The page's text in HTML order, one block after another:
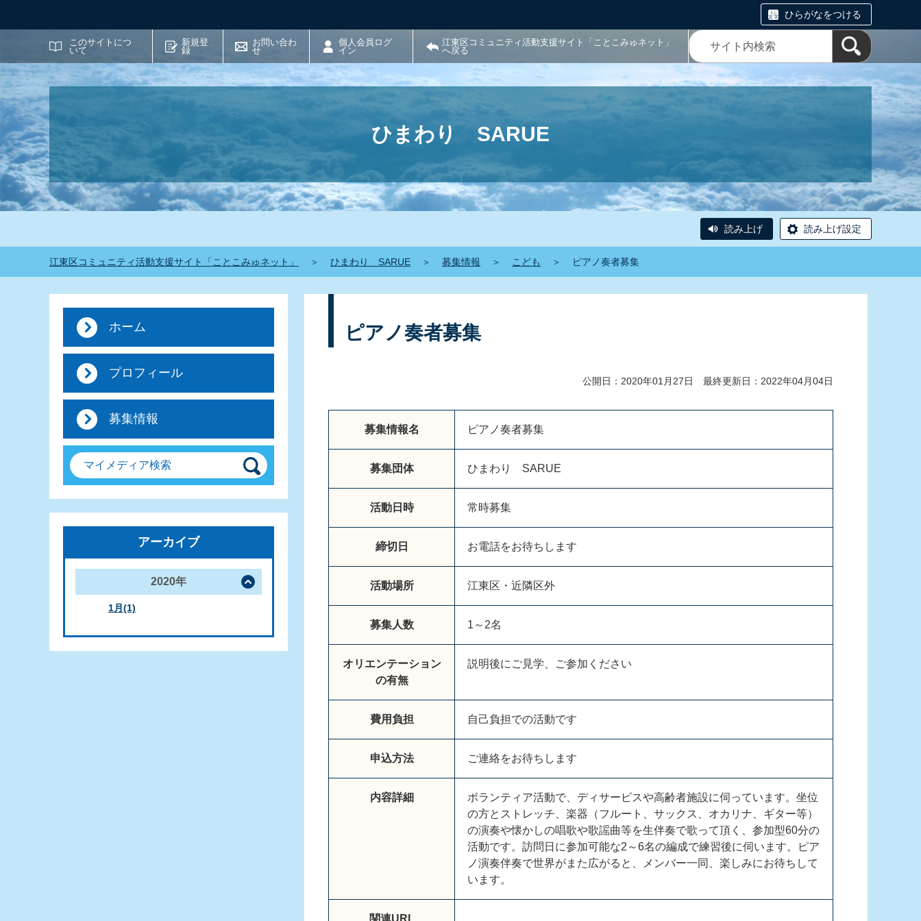
ひらがなをつける
このサイトにつ
いて
新規登
録
お問い合わ
せ
個人会員ログ
イン
江東区コミュニティ活動支援サイト「ことこみゅネット」
へ戻る
サイト内検索
ひまわり SARUE
読み上げ 読み上げ設定
江東区コミュニティ活動支援サイト「ことこみゅネット」 ＞ ひまわり SARUE ＞ 募集情報 ＞ こども ＞ ピアノ奏者募集
ピアノ奏者募集
公開日：2020年01月27日 最終更新日：2022年04月04日
募集情報名 ピアノ奏者募集
募集団体 ひ ま わ り SARUE
活動日時 常時募集
締切日 お電話をお待ち し ま す
活動場所 江東区 ・ 近隣区外
募集人数 1 ～ 2名
オリエンテーション
の有無
説明後に ご見学 ご参加 く ださ い
費用負担 自己負担での活動です
申込方法 ご連絡をお待ち し ま す
内容詳細 ボラ ンテ ィ ア活動で ディサー ビスや高齢者施設に伺 ってい ま す。 坐位
の方と ス ト レ ッチ 楽器 （フ ルー ト サッ ク ス オカ リ ナ ギター等）
の演奏や懐かしの唱歌や歌謡曲等を生伴奏で歌って頂 く 参加型60分の
活動です。 訪問 日 に参加可能な2 ～6名の編成で練習後に伺い ま す。 ピア
ノ演奏伴奏で世界がま た 広がる と メ ンバー一同 楽 しみにお待ち して
い ま す。
関連URL
ホーム
プロフィール
募集情報
マイメディア検索
アーカイブ
2020年
1月(1)